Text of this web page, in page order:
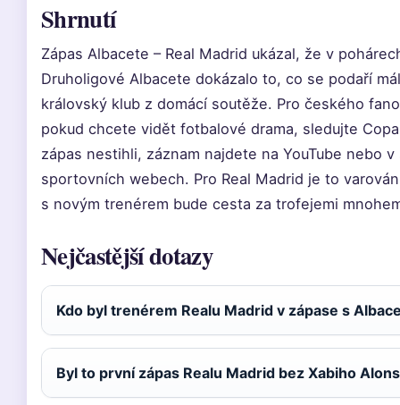
Shrnutí
Zápas Albacete – Real Madrid ukázal, že v
Druholigové Albacete dokázalo to, co se podaří
královský klub z domácí soutěže. Pro českého
pokud chcete vidět fotbalové drama, sledujte
zápas nestihli, záznam najdete na YouTube nebo
sportovních webech. Pro Real Madrid je to
s novým trenérem bude cesta za trofejemi
Nejčastější dotazy
Kdo byl trenérem Realu Madrid v zápase s
Byl to první zápas Realu Madrid bez Xabiho